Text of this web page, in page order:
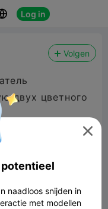
Log in
Volgen
двух цветного

naadloos snijden in
met modellen